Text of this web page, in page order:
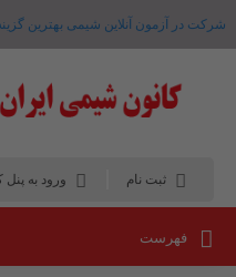
شرکت در آزمون آنلاین شیمی بهترین
ثبت نام ورود به پنل
فهرست